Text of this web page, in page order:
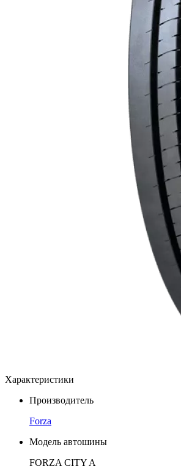
Характеристики
Производитель
Forza
Модель автошины
FORZA CITY A